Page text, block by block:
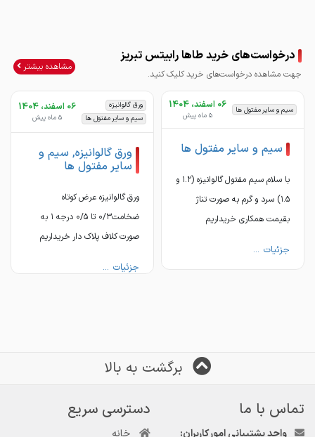
درخواست‌های خرید طاها رابیتس تبریز
جهت مشاهده درخواست‌های خرید کلیک کنید.
مشاهده بیشتر
سیم و سایر مفتول ها 06 اسفند، 1404
5 ماه پیش
سیم و سایر مفتول ها
با سلام سیم مفتول گالوانیزه (۱.۲ و
۱.۵) سرد و گرم به صورت تناژ
بقیمت همکاری خریداریم
جزئیات ...
ورق گالوانیزه
سیم و سایر مفتول ها
06 اسفند، 1404
5 ماه پیش
ورق گالوانیزه, سیم و
سایر مفتول ها
ورق گالوانیزه عرض کوتاه
ضخامت۰/۳ تا ۰/۵ درجه ۱ به
صورت کلاف پلاک دار خریداریم
جزئیات ...
برگشت به بالا
تماس با ما
دسترسی سریع